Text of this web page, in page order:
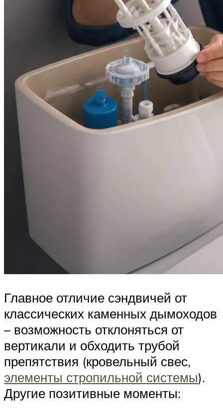
Главное отличие сэндвичей от
классических каменных дымоходов
– возможность отклоняться от
вертикали и обходить трубой
препятствия (кровельный свес,
элементы стропильной системы).
Другие позитивные моменты: